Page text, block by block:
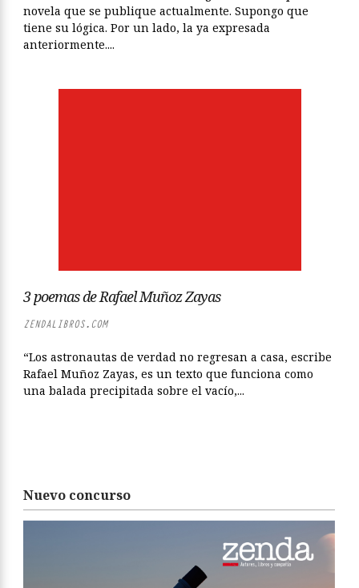
novela que se publique actualmente. Supongo que
tiene su lógica. Por un lado, la ya expresada
anteriormente....
3 poemas de Rafael Muñoz Zayas
ZENDALIBROS.COM
“Los astronautas de verdad no regresan a casa, escribe
Rafael Muñoz Zayas, es un texto que funciona como
una balada precipitada sobre el vacío,...
Nuevo concurso